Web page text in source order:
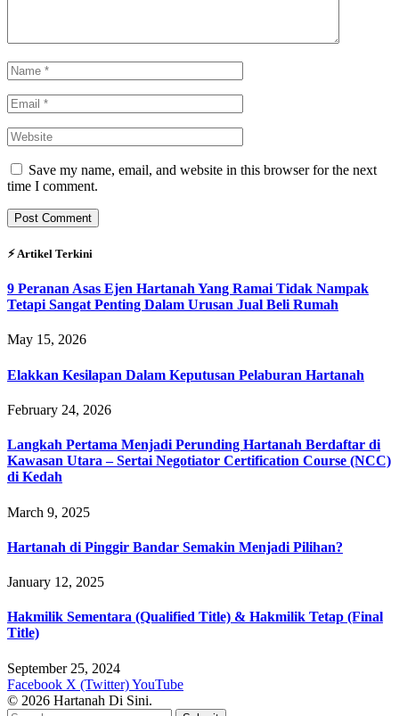
Save my name, email, and website in this browser for the next
time I comment.
⚡︎ Artikel Terkini
9 Peranan Asas Ejen Hartanah Yang Ramai Tidak Nampak
Tetapi Sangat Penting Dalam Urusan Jual Beli Rumah
May 15, 2026
Elakkan Kesilapan Dalam Keputusan Pelaburan Hartanah
February 24, 2026
Langkah Pertama Menjadi Perunding Hartanah Berdaftar di
Kawasan Utara – Sertai Negotiator Certification Course (NCC)
di Kedah
March 9, 2025
Hartanah di Pinggir Bandar Semakin Menjadi Pilihan?
January 12, 2025
Hakmilik Sementara (Qualified Title) & Hakmilik Tetap (Final
Title)
September 25, 2024
Facebook X (Twitter)YouTube
© 2026 Hartanah Di Sini.